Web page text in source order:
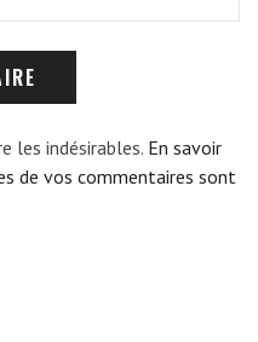
les indésirables. En savoir
de vos commentaires sont